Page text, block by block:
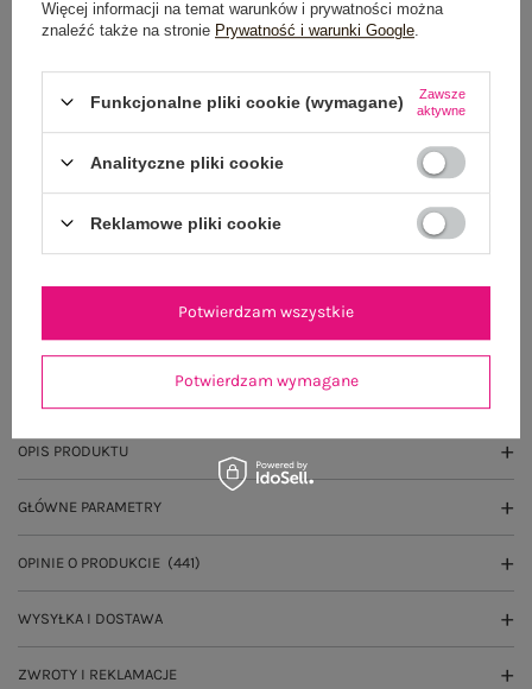
DODAJ DO KOSZYKA
Dostawaod 7,99 zł
Do darmowej dostawy brakuje 200,00 zł
100 dni na zwrot
OPIS PRODUKTU
GŁÓWNE PARAMETRY
OPINIE O PRODUKCIE (441)
WYSYŁKA I DOSTAWA
ZWROTY I REKLAMACJE
Więcej informacji na temat warunków i prywatności można
znaleźć także na stronie Prywatność i warunki Google
Funkcjonalne pliki cookie (wymagane)
Zawsze
aktywne
Analityczne pliki cookie
Reklamowe pliki cookie
Potwierdzam wymagane
Potwierdzam wszystkie